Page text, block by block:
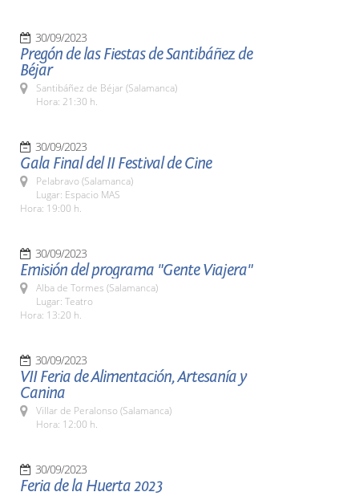
30/09/2023
Pregón de las Fiestas de Santibáñez de
Béjar
Santibáñez de Béjar (Salamanca)
Hora: 21:30 h.
30/09/2023
Gala Final del II Festival de Cine
Pelabravo (Salamanca)
Lugar: Espacio MAS
Hora: 19:00 h.
30/09/2023
Emisión del programa "Gente Viajera"
Alba de Tormes (Salamanca)
Lugar: Teatro
Hora: 13:20 h.
30/09/2023
VII Feria de Alimentación, Artesanía y
Canina
Villar de Peralonso (Salamanca)
Hora: 12:00 h.
30/09/2023
Feria de la Huerta 2023